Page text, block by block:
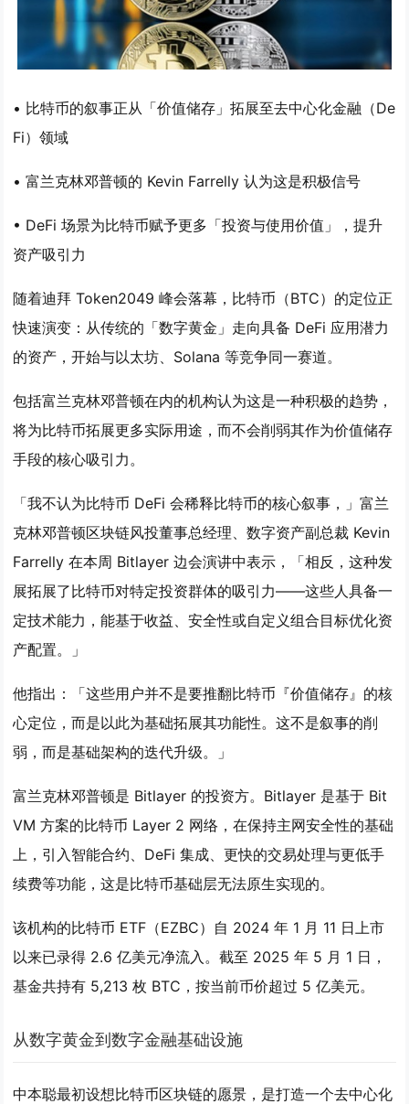
• 比特币的叙事正从「价值储存」拓展至去中心化金融（De
Fi）领域
• 富兰克林邓普顿的 Kevin Farrelly 认为这是积极信号
• DeFi 场景为比特币赋予更多「投资与使用价值」，提升
资产吸引力
随着迪拜 Token2049 峰会落幕，比特币（BTC）的定位正
快速演变：从传统的「数字黄金」走向具备 DeFi 应用潜力
的资产，开始与以太坊、Solana 等竞争同一赛道。
包括富兰克林邓普顿在内的机构认为这是一种积极的趋势，
将为比特币拓展更多实际用途，而不会削弱其作为价值储存
手段的核心吸引力。
「我不认为比特币 DeFi 会稀释比特币的核心叙事，」富兰
克林邓普顿区块链风投董事总经理、数字资产副总裁 Kevin
Farrelly 在本周 Bitlayer 边会演讲中表示，「相反，这种发
展拓展了比特币对特定投资群体的吸引力——这些人具备一
定技术能力，能基于收益、安全性或自定义组合目标优化资
产配置。」
他指出：「这些用户并不是要推翻比特币『价值储存』的核
心定位，而是以此为基础拓展其功能性。这不是叙事的削
弱，而是基础架构的迭代升级。」
富兰克林邓普顿是 Bitlayer 的投资方。Bitlayer 是基于 Bit
VM 方案的比特币 Layer 2 网络，在保持主网安全性的基础
上，引入智能合约、DeFi 集成、更快的交易处理与更低手
续费等功能，这是比特币基础层无法原生实现的。
该机构的比特币 ETF（EZBC）自 2024 年 1 月 11 日上市
以来已录得 2.6 亿美元净流入。截至 2025 年 5 月 1 日，
基金共持有 5,213 枚 BTC，按当前币价超过 5 亿美元。
从数字黄金到数字金融基础设施
中本聪最初设想比特币区块链的愿景，是打造一个去中心化